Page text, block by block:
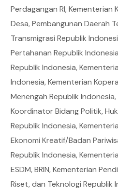
Perdagangan RI, Kementerian
Desa, Pembangunan Daerah
Transmigrasi Republik
Pertahanan Republik
Republik Indonesia,
Indonesia, Kementerian
Menengah Republik
Koordinator Bidang Politik,
Republik Indonesia,
Ekonomi Kreatif/Badan
Republik Indonesia,
ESDM, BRIN, Kementerian
Riset, dan Teknologi Republik